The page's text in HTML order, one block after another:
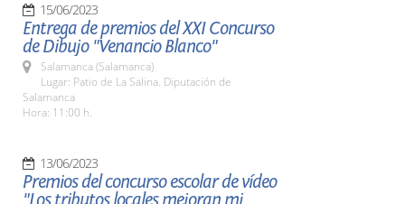
15/06/2023
Entrega de premios del XXI Concurso
de Dibujo "Venancio Blanco"
Salamanca (Salamanca)
Lugar: Patio de La Salina. Diputación de
Salamanca
Hora: 11:00 h.
13/06/2023
Premios del concurso escolar de vídeo